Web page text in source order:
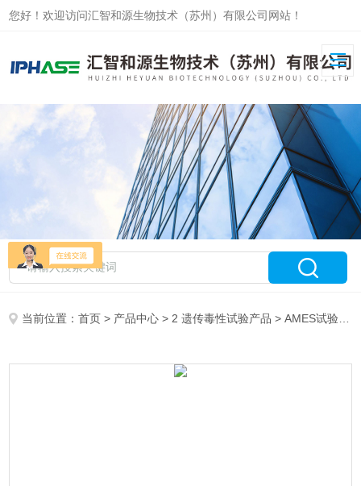
您好！欢迎访问汇智和源生物技术（苏州）有限公司网站！
当前位置：首页 > 产品中心 > 2 遗传毒性试验产品 >AMES试验产品